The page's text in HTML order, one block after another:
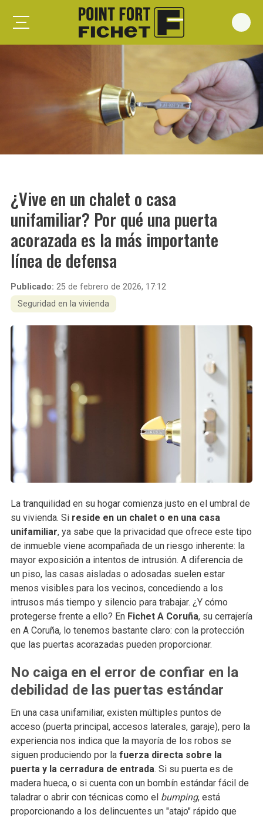
Foxeo HiS
Forges G375
Spheris Xp
Forstyl
Duo G071
Puertas trastero
¿Vive en un chalet o casa
unifamiliar? Por qué una puerta
acorazada es la más importante
línea de defensa
Publicado: 25 de febrero de 2026, 17:12
Seguridad en la vivienda
La tranquilidad en su hogar comienza justo en el umbral de
su vivienda. Si reside en un chalet o en una casa
unifamiliar, ya sabe que la privacidad que ofrece este tipo
de inmueble viene acompañada de un riesgo inherente: la
mayor exposición a intentos de intrusión. A diferencia de
un piso, las casas aisladas o adosadas suelen estar
menos visibles para los vecinos, concediendo a los
intrusos más tiempo y silencio para trabajar. ¿Y cómo
protegerse frente a ello? En Fichet A Coruña, su cerrajería
en A Coruña, lo tenemos bastante claro: con la protección
que las puertas acorazadas pueden proporcionar.
No caiga en el error de confiar en la
debilidad de las puertas estándar
En una casa unifamiliar, existen múltiples puntos de
acceso (puerta principal, accesos laterales, garaje), pero la
experiencia nos indica que la mayoría de los robos se
siguen produciendo por la fuerza directa sobre la
puerta y la cerradura de entrada. Si su puerta es de
madera hueca, o si cuenta con un bombín estándar fácil de
taladrar o abrir con técnicas como el bumping, está
proporcionando a los delincuentes un "atajo" rápido que